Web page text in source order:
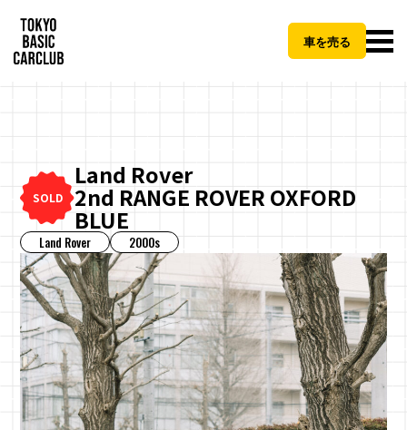
車を売る
SOLD
Land Rover
2nd RANGE ROVER OXFORD
BLUE
Land Rover 2000s
CLOSE
TBCCご納車パッケージとは
地方
費用（税抜）